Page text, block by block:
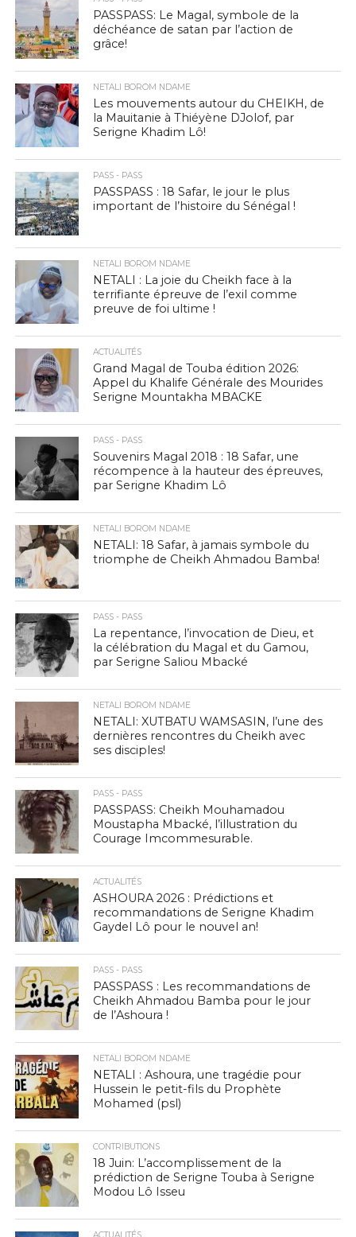
PASSPASS: Le Magal, symbole de la
déchéance de satan par l’action de
grâce!
NETALI BOROM NDAME
Les mouvements autour du CHEIKH, de
la Mauitanie à Thiéyène DJolof, par
Serigne Khadim Lô!
PASS - PASS
PASSPASS : 18 Safar, le jour le plus
important de l’histoire du Sénégal !
NETALI BOROM NDAME
NETALI : La joie du Cheikh face à la
terrifiante épreuve de l’exil comme
preuve de foi ultime !
ACTUALITÉS
Grand Magal de Touba édition 2026:
Appel du Khalife Générale des Mourides
Serigne Mountakha MBACKE
PASS - PASS
Souvenirs Magal 2018 : 18 Safar, une
récompence à la hauteur des épreuves,
par Serigne Khadim Lô
NETALI BOROM NDAME
NETALI: 18 Safar, à jamais symbole du
triomphe de Cheikh Ahmadou Bamba!
PASS - PASS
La repentance, l’invocation de Dieu, et
la célébration du Magal et du Gamou,
par Serigne Saliou Mbacké
NETALI BOROM NDAME
NETALI: XUTBATU WAMSASIN, l’une des
dernières rencontres du Cheikh avec
ses disciples!
PASS - PASS
PASSPASS: Cheikh Mouhamadou
Moustapha Mbacké, l’illustration du
Courage Imcommesurable.
ACTUALITÉS
ASHOURA 2026 : Prédictions et
recommandations de Serigne Khadim
Gaydel Lô pour le nouvel an!
PASS - PASS
PASSPASS : Les recommandations de
Cheikh Ahmadou Bamba pour le jour
de l’Ashoura !
NETALI BOROM NDAME
NETALI : Ashoura, une tragédie pour
Hussein le petit-fils du Prophète
Mohamed (psl)
CONTRIBUTIONS
18 Juin: L’accomplissement de la
prédiction de Serigne Touba à Serigne
Modou Lô Isseu